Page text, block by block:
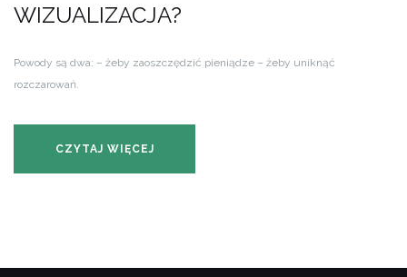
WIZUALIZACJA?
Powody są dwa: – żeby zaoszczędzić pieniądze – żeby uniknąć
rozczarowań.
CZYTAJ WIĘCEJ